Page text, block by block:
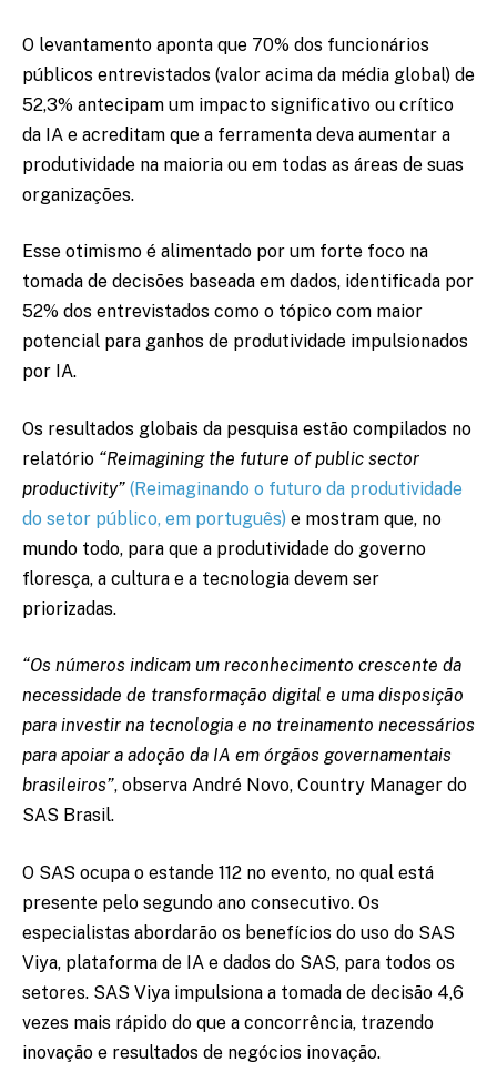
O levantamento aponta que 70% dos funcionários
públicos entrevistados (valor acima da média global) de
52,3% antecipam um impacto significativo ou crítico
da IA e acreditam que a ferramenta deva aumentar a
produtividade na maioria ou em todas as áreas de suas
organizações.
Esse otimismo é alimentado por um forte foco na
tomada de decisões baseada em dados, identificada por
52% dos entrevistados como o tópico com maior
potencial para ganhos de produtividade impulsionados
por IA.
Os resultados globais da pesquisa estão compilados no
relatório “Reimagining the future of public sector
productivity” (Reimaginando o futuro da produtividade
do setor público, em português) e mostram que, no
mundo todo, para que a produtividade do governo
floresça, a cultura e a tecnologia devem ser
priorizadas.
“Os números indicam um reconhecimento crescente da
necessidade de transformação digital e uma disposição
para investir na tecnologia e no treinamento necessários
para apoiar a adoção da IA em órgãos governamentais
brasileiros”, observa André Novo, Country Manager do
SAS Brasil.
O SAS ocupa o estande 112 no evento, no qual está
presente pelo segundo ano consecutivo. Os
especialistas abordarão os benefícios do uso do SAS
Viya, plataforma de IA e dados do SAS, para todos os
setores. SAS Viya impulsiona a tomada de decisão 4,6
vezes mais rápido do que a concorrência, trazendo
inovação e resultados de negócios inovação.